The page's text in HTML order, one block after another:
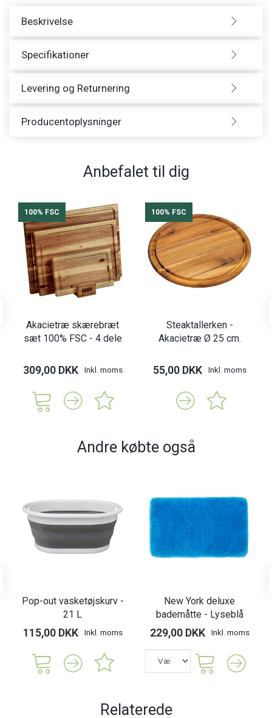
Beskrivelse
Specifikationer
Levering og Returnering
Producentoplysninger
Anbefalet til dig
100% FSC
Akacietræ skærebræt
sæt 100% FSC - 4 dele
309,00 DKK Inkl. moms
100% FSC
Steaktallerken -
Akacietræ Ø 25 cm.
55,00 DKK Inkl. moms
Andre købte også
Pop-out vasketøjskurv -
21 L
115,00 DKK Inkl. moms
New York deluxe
bademåtte - Lyseblå
229,00 DKK Inkl. moms
Relaterede